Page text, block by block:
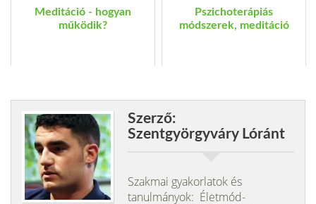
Meditáció - hogyan
működik?
Pszichoterápiás
módszerek, meditáció
Szerző:
Szentgyörgyváry Lóránt
Szakmai gyakorlatok és
tanulmányok: Életmód-